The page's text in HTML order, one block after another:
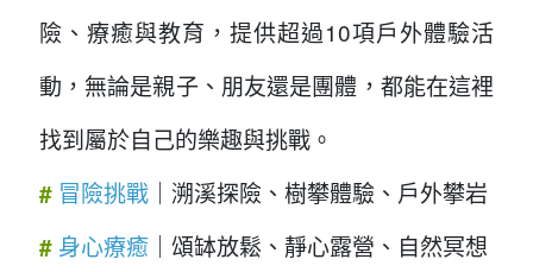
險、療癒與教育，提供超過10項戶外體驗活
動，無論是親子、朋友還是團體，都能在這裡
找到屬於自己的樂趣與挑戰。
# 冒險挑戰｜溯溪探險、樹攀體驗、戶外攀岩
# 身心療癒｜頌缽放鬆、靜心露營、自然冥想